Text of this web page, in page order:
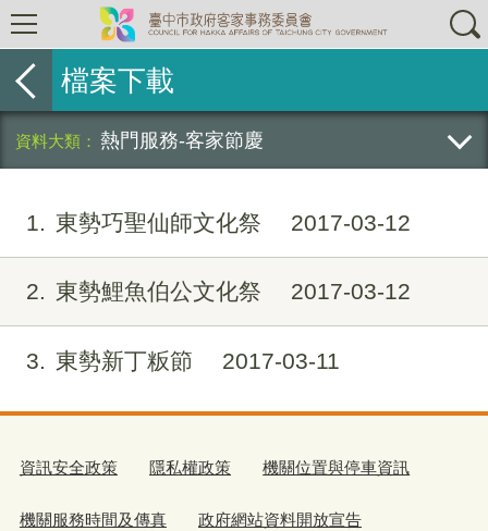
檔案下載
熱門服務-客家節慶
1 東勢巧聖仙師文化祭 2017-03-12
2 東勢鯉魚伯公文化祭 2017-03-12
3 東勢新丁粄節 2017-03-11
資訊安全政策 隱私權政策 機關位置與停車資訊
機關服務時間及傳真 政府網站資料開放宣告